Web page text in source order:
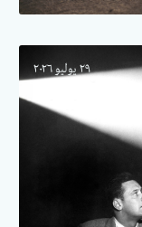
٢٩ يوليو ٢٠٢٦